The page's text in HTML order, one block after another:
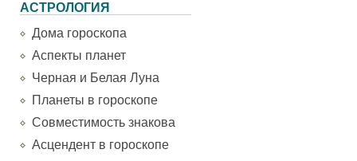
АСТРОЛОГИЯ
Дома гороскопа
Аспекты планет
Черная и Белая Луна
Планеты в гороскопе
Совместимость знакова
Асцендент в гороскопе